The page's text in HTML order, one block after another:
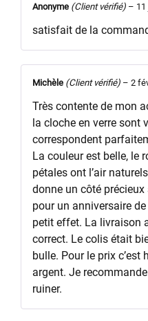
Anonyme (Client vérifié) –
satisfait de la
Michèle (Client vérifié) – 2
Très contente de mon
la cloche en verre sont
correspondent
La couleur est belle, le
pétales ont l’air
donne un côté précieux
pour un anniversaire
petit effet. La livraison
correct. Le colis était
bulle. Pour le prix c’est
argent. Je
ruiner.